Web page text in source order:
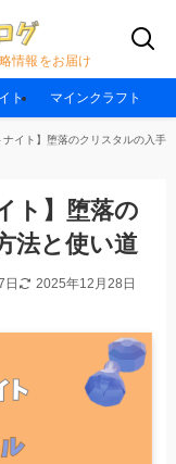
情報をお届け
ト マインクラフト
ナイト】堕落のクリスタルの入手
ト】堕落の
法と使い道
2025年12月28日